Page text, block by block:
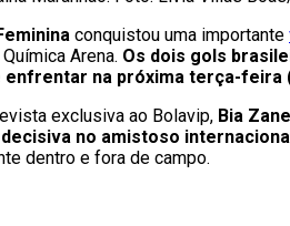
conquistou uma importante
Arena. Os dois gols
enfrentar na próxima terça-feira
exclusiva ao Bolavip, Bia
no amistoso internacional
dentro e fora de campo.